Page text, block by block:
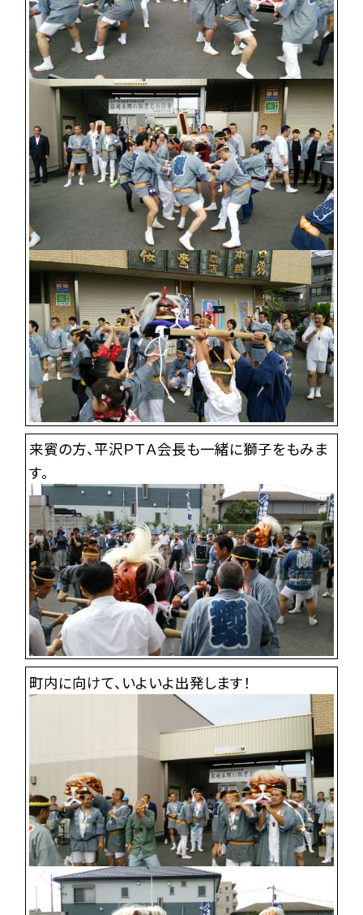
来賓の方、平沢ＰＴＡ会長も一緒に獅子をもみま
す。
町内に向けて、いよいよ出発します！